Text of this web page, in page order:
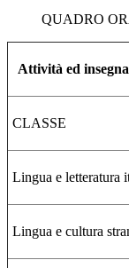
QUADRO
Attività ed
CLASSE
Lingua e letteratura
Lingua e cultura